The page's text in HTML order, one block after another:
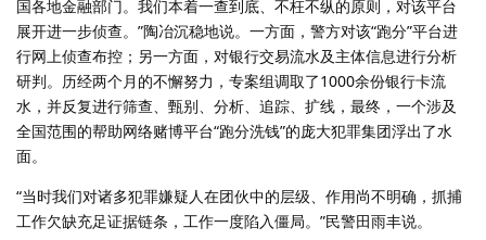
国各地金融部门。我们本着一查到底、不枉不纵的原则，对该平台
展开进一步侦查。”陶冶沉稳地说。一方面，警方对该“跑分”平台进
行网上侦查布控；另一方面，对银行交易流水及主体信息进行分析
研判。历经两个月的不懈努力，专案组调取了1000余份银行卡流
水，并反复进行筛查、甄别、分析、追踪、扩线，最终，一个涉及
全国范围的帮助网络赌博平台“跑分洗钱”的庞大犯罪集团浮出了水
面。
“当时我们对诸多犯罪嫌疑人在团伙中的层级、作用尚不明确，抓捕
工作欠缺充足证据链条，工作一度陷入僵局。”民警田雨丰说。